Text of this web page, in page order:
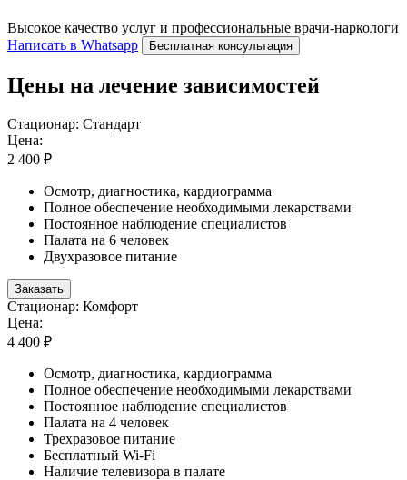
Высокое качество услуг и профессиональные врачи-наркологи
Написать в Whatsapp
Бесплатная консультация
Цены на лечение зависимостей
Стационар: Стандарт
Цена:
2 400 ₽
Осмотр, диагностика, кардиограмма
Полное обеспечение необходимыми лекарствами
Постоянное наблюдение специалистов
Палата на 6 человек
Двухразовое питание
Заказать
Стационар: Комфорт
Цена:
4 400 ₽
Осмотр, диагностика, кардиограмма
Полное обеспечение необходимыми лекарствами
Постоянное наблюдение специалистов
Палата на 4 человек
Трехразовое питание
Бесплатный Wi-Fi
Наличие телевизора в палате